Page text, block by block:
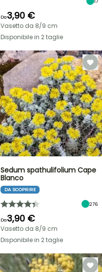
Da3,90 €
Vasetto da 8/9 cm
Disponibile in 2 taglie
Sedum spathulifolium Cape
Blanco
DA SCOPRIRE
276
Da3,90 €
Vasetto da 8/9 cm
Disponibile in 2 taglie